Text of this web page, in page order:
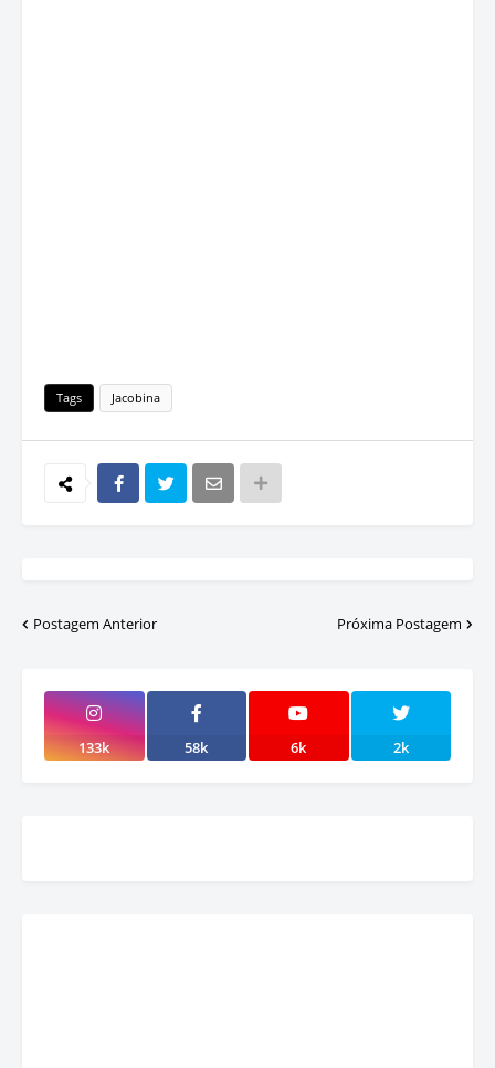
Tags Jacobina
Postagem Anterior Próxima Postagem
133k 58k 6k 2k